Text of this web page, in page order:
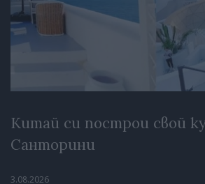
Китай си построи свой
Санторини
3.08.2026